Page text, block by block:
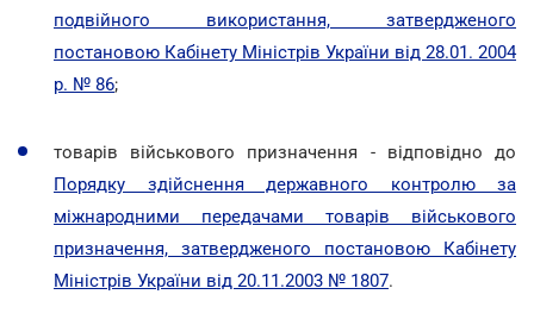
подвійного використання, затвердженого
постановою Кабінету Міністрів України від 28.01. 2004
р. № 86;
товарів військового призначення - відповідно до
Порядку здійснення державного контролю за
міжнародними передачами товарів військового
призначення, затвердженого постановою Кабінету
Міністрів України від 20.11.2003 № 1807.